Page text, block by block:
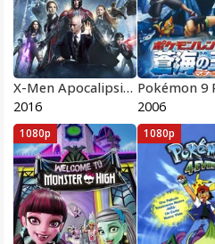
X-Men Apocalipsis Pelicula Completa HD 1080 [MEGA] [LATINO]
2016 2006
1080p 1080p